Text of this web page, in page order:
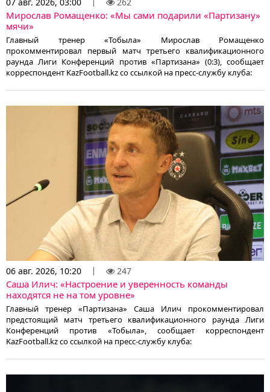
Мирослав Ромащенко: «Мы сами подарили «Партизану»
мячи»
Главный тренер «Тобыла» Мирослав Ромащенко
прокомментировал первый матч третьего квалификационного
раунда Лиги Конференций против «Партизана» (0:3), сообщает
корреспондент KazFootball.kz со ссылкой на пресс-службу клуба:
06 авг. 2026, 10:20 247
Саша Илич: «Настроение и уверенность команды
находятся не на том уровне»
Главный тренер «Партизана» Саша Илич прокомментировал
предстоящий матч третьего квалификационного раунда Лиги
Конференций против «Тобыла», сообщает корреспондент
KazFootball.kz со ссылкой на пресс-службу клуба: